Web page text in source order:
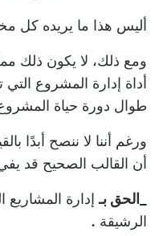
أليس هذا ما يريده
ومع ذلك، لا يكون ذلك
أداة إدارة المشروع
طوال دورة حياة
أن القالب الصحيح قد
_الحق بـ إدارة المشاريع
الرشيقة .